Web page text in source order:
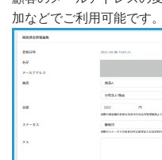
加などでご利用可能です。